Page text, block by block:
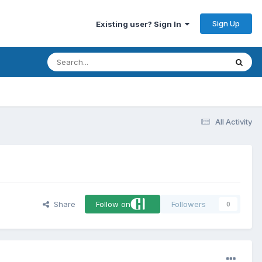
Existing user? Sign In Sign Up
All Activity
Share Follow on Followers 0